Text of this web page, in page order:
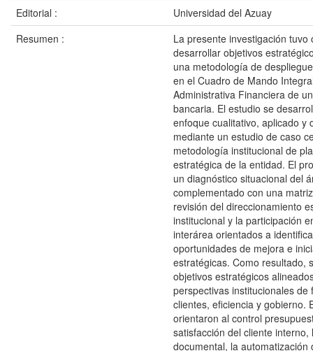
Editorial :
Universidad del Azuay
Resumen :
La presente investigación tuvo
desarrollar objetivos
una metodología de
en el Cuadro de Mando
Administrativa Financiera de
bancaria. El estudio se
enfoque cualitativo, aplicado y
mediante un estudio de caso
metodología institucional de
estratégica de la entidad. El
un diagnóstico situacional del
complementado con una
revisión del direccionamiento
institucional y la participación
interárea orientados a
oportunidades de mejora e
estratégicas. Como resultado,
objetivos estratégicos
perspectivas institucionales de
clientes, eficiencia y gobierno.
orientaron al control
satisfacción del cliente interno,
documental, la automatización